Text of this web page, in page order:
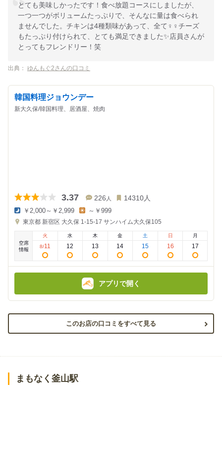
とても美味しかったです！食べ放題コースにしましたが、
一つ一つがボリュームたっぷりで、そんなに量は食べられ
ませんでした。チキンは4種類味があって、全て‍♀️‍♀️チーズ
もたっぷり付けられて、とても満足できました✨店員さんが
とってもフレンドリー！笑
出典： ゆんもぐ2さんの口コミ
韓国料理ジョウンデー
新大久保/韓国料理、居酒屋、焼肉
3.37 226 人 14310人
夜
の
額
￥2,000～￥2,999
昼
の
～￥999
東京都 新宿区 大久保 1-15-17 サンハイム大久保105
空席
情報
火
8/11
水
12
木
13
金
14
土
15
日
16
月
17
アプリで開く
このお店の口コミをすべて見る
まもなく釜山駅